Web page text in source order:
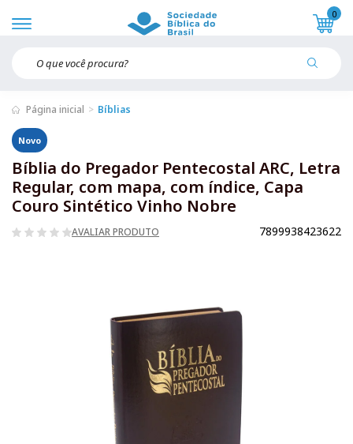
0
Página inicial Bíblias
Novo
Bíblia do Pregador Pentecostal ARC, Letra
Regular, com mapa, com índice, Capa
Couro Sintético Vinho Nobre
AVALIAR PRODUTO 7899938423622